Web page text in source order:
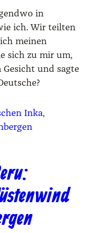
in
ich. Wir teilten
meinen
sich zu mir um,
Gesicht und sagte